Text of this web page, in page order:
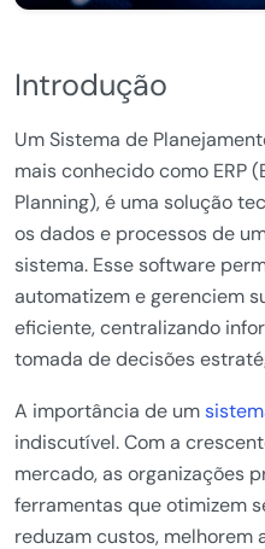
Introdução
Um Sistema de
mais conhecido como ERP
Planning), é uma solução
os dados e processos de
sistema. Esse software
automatizem e gerenciem
eficiente, centralizando
tomada de decisões
A importância de um
indiscutível. Com a
mercado, as organizações
ferramentas que otimizem
reduzam custos,